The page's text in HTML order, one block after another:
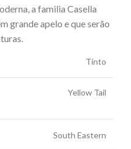
a familia Casella
grande apelo e que serão
Tinto
Yellow Tail
South Eastern